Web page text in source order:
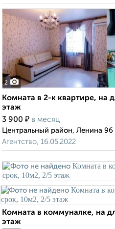
2
Комната в 2-к квартире, на
этаж
3 900 ₽ в месяц
Центральный район, Ленина 96
Агентство, 16.05.2022
Комната в коммуналке, на
этаж